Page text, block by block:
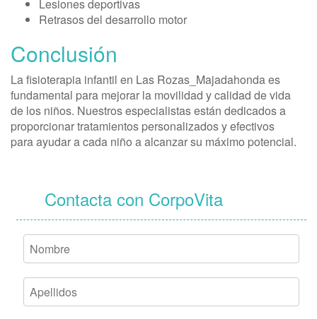
Lesiones deportivas
Retrasos del desarrollo motor
Conclusión
La fisioterapia infantil en Las Rozas_Majadahonda es
fundamental para mejorar la movilidad y calidad de vida
de los niños. Nuestros especialistas están dedicados a
proporcionar tratamientos personalizados y efectivos
para ayudar a cada niño a alcanzar su máximo potencial.
Contacta con CorpoVita